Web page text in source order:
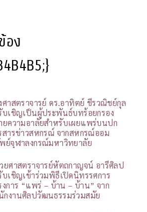
อง
ศาสตราจารย์ ดร.อาทิตย์ ชีรวณิชย์กุล
บเชิญเป็นผู้ประพันธ์บทร้อยกรอง
ยความอาลัยสำหรับเผยแพร่บนปก
สารข่าวสหกรณ์ จากสหกรณ์ออม
ย์จุฬาลงกรณ์มหาวิทยาลัย
ยศาสตราจารย์หัตถกาญจน์ อารีศิลป
บเชิญเข้าร่วมพิธีเปิดนิทรรศการ
งการ “แพร่ – บ้าน – บ้าน” จาก
กงานศิลปวัฒนธรรมร่วมสมัย